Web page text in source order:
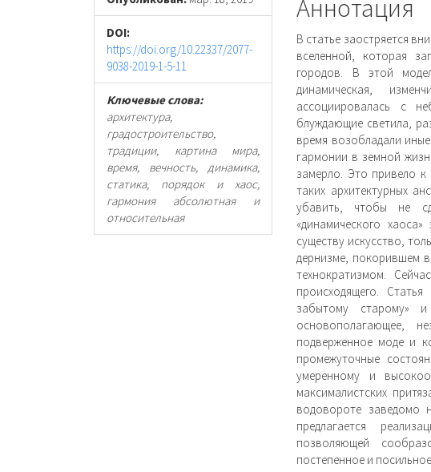
DOI:
https://doi.org/10.22337/2077-
9038-2019-1-5-11
Ключевые слова:
архитектура,
градостроительство,
традиции, картина мира,
время, вечность, динамика,
статика, порядок и хаос,
гармония абсолютная и
относительная
Аннотация
В статье заостряется
вселенной, которая
городов. В этой
динамическая,
ассоциировалась с
блуждающие светила,
время возобладали
гармонии в земной
замерло. Это привело к
таких архитектурных
убавить, чтобы не
«динамического
существу искусство,
дернизме, покорившем
технократизмом.
происходящего.
забытому старому»
основополагающее,
подверженное моде и
промежуточные
умеренному и
максималистских
водовороте заведомо
предлагается
позволяющей
постепенное и